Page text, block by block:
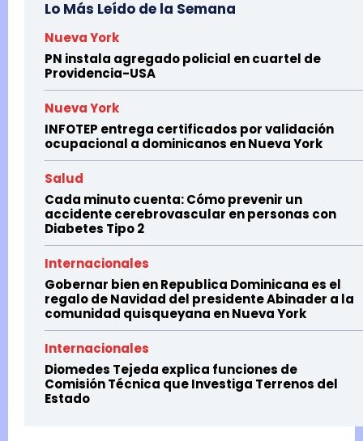
Lo Más Leído de la Semana
Nueva York
PN instala agregado policial en cuartel de
Providencia-USA
Nueva York
INFOTEP entrega certificados por validación
ocupacional a dominicanos en Nueva York
Salud
Cada minuto cuenta: Cómo prevenir un
accidente cerebrovascular en personas con
Diabetes Tipo 2
Internacionales
Gobernar bien en Republica Dominicana es el
regalo de Navidad del presidente Abinader a la
comunidad quisqueyana en Nueva York
Internacionales
Diomedes Tejeda explica funciones de
Comisión Técnica que Investiga Terrenos del
Estado